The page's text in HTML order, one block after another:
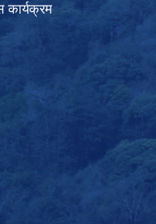
कार्यक्रम